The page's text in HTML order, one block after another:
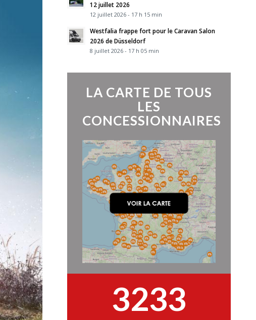
12 juillet 2026
12 juillet 2026 - 17 h 15 min
Westfalia frappe fort pour le Caravan Salon
2026 de Düsseldorf
8 juillet 2026 - 17 h 05 min
LA CARTE DE TOUS
LES
CONCESSIONNAIRES
3233